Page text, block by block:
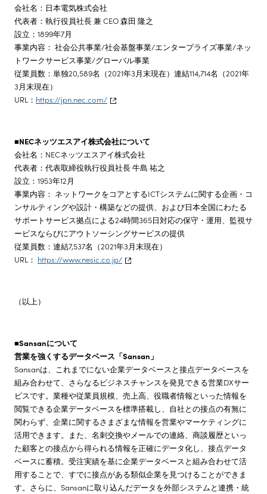
会社名：日本電気株式会社
代表者：執行役員社長 兼 CEO 森田 隆之
設立：1899年7月
事業内容： 社会公共事業/社会基盤事業/エンタープライズ事業/ネッ
トワークサービス事業/グローバル事業
従業員数：単独20,589名（2021年3月末現在）連結114,714名（2021年
3月末現在）
URL： https://jpn.nec.com/
■NECネッツエスアイ株式会社について
会社名：NECネッツエスアイ株式会社
代表者：代表取締役執行役員社長 牛島 祐之
設立：1953年12月
事業内容： ネットワークをコアとするICTシステムに関する企画・コ
ンサルティングや設計・構築などの提供、および日本全国にわたる
サポートサービス拠点による24時間365日対応の保守・運用、監視サ
ービスならびにアウトソーシングサービスの提供
従業員数：連結7,537名（2021年3月末現在）
URL： https://www.nesic.co.jp/
（以上）
■Sansanについて
営業を強くするデータベース「Sansan」
Sansanは、これまでにない企業データベースと接点データベースを
組み合わせて、さらなるビジネスチャンスを発見できる営業DXサー
ビスです。業種や従業員規模、売上高、役職者情報といった情報を
閲覧できる企業データベースを標準搭載し、自社との接点の有無に
関わらず、企業に関するさまざまな情報を営業やマーケティングに
活用できます。また、名刺交換やメールでの連絡、商談履歴といっ
た顧客との接点から得られる情報を正確にデータ化し、接点データ
ベースに蓄積。受注実績を基に企業データベースと組み合わせて活
用することで、すでに接点がある類似企業を見つけることができま
す。さらに、Sansanに取り込んだデータを外部システムと連携・統